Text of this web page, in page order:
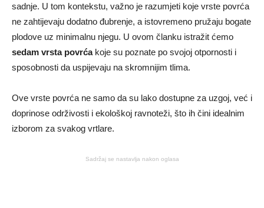
sadnje. U tom kontekstu, važno je razumjeti koje vrste povrća
ne zahtijevaju dodatno đubrenje, a istovremeno pružaju bogate
plodove uz minimalnu njegu. U ovom članku istražit ćemo
sedam vrsta povrćakoje su poznate po svojoj otpornosti i
sposobnosti da uspijevaju na skromnijim tlima.
Ove vrste povrća ne samo da su lako dostupne za uzgoj, već i
doprinose održivosti i ekološkoj ravnoteži, što ih čini idealnim
izborom za svakog vrtlare.
Sadržaj se nastavlja nakon oglasa